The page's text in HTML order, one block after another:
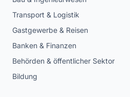
Transport & Logistik
Gastgewerbe & Reisen
Banken & Finanzen
Behörden & öffentlicher Sektor
Bildung